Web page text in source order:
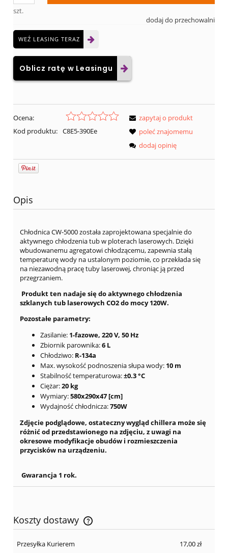
szt.
dodaj do przechowalni
WEŹ LEASING TERAZ
Oblicz ratę w Leasingu
Ocena:
Kod produktu: C8E5-390Ee
zapytaj o produkt
poleć znajomemu
dodaj opinię
Opis
Chłodnica CW-5000 została zaprojektowana specjalnie do
aktywnego chłodzenia tub w ploterach laserowych. Dzięki
wbudowanemu agregatowi chłodzącemu, zapewnia stałą
temperaturę wody na ustalonym poziomie, co przekłada się
na niezawodną pracę tuby laserowej, chroniąc ją przed
przegrzaniem.
Produkt ten nadaje się do aktywnego chłodzenia
szklanych tub laserowych CO2 do mocy 120W.
Pozostałe parametry:
Zasilanie: 1-fazowe, 220 V, 50 Hz
Zbiornik parownika:6 L
Chłodziwo: R-134a
Max. wysokość podnoszenia słupa wody: 10 m
Stabilność temperaturowa:±0.3 °C
Ciężar:20 kg
Wymiary:580x290x47 [cm]
Wydajność chłodnicza:750W
Zdjęcie podglądowe, ostateczny wygląd chillera może się
różnić od przedstawionego na zdjęciu, z uwagi na
okresowe modyfikacje obudów i rozmieszczenia
przycisków na urządzeniu.
Gwarancja 1 rok.
Koszty dostawy
Cena nie zawiera ewentualnych kosztów płatności
Przesyłka Kurierem
17,00 zł